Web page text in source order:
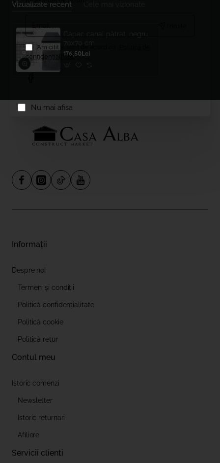
Am citit şi sunt de acord cu
confidențialitate
Nu mai afisa
Vizualizate recent Cele mai vizionate
70x70 cm
176,50Lei
Informații
Despre noi
Termeni și condiții
Politică confidențialitate
Politică cookie
Politică retur
Contul meu
Istoric comenzi
Newsletter
Istoric returnari
Afiliere
Servicii clienti